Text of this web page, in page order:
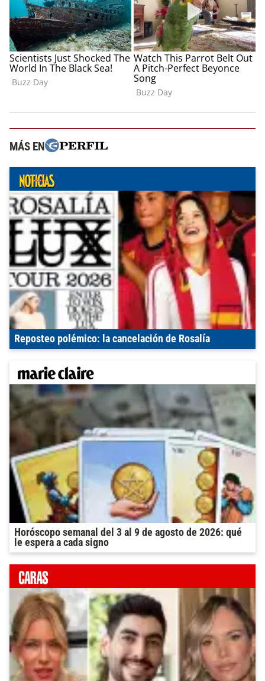
MÁS EN
Reposteo polémico: la cancelación de Rosalía
Horóscopo semanal del 3 al 9 de agosto de 2026: qué
le espera a cada signo